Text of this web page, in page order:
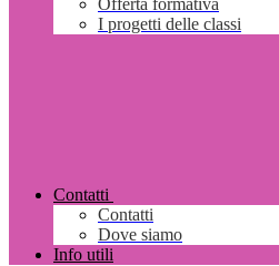
Offerta formativa
I progetti delle classi
Contatti
Contatti
Dove siamo
Info utili